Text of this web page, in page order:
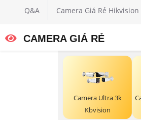
Q&A Camera Giá Rẻ Hikvision
CAMERA GIÁ RẺ
Camera Ultra 3k
Kbvision